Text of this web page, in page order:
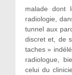
malade dont
radiologie,
tunnel aux
discret et, de
taches »
radiologue,
celui du